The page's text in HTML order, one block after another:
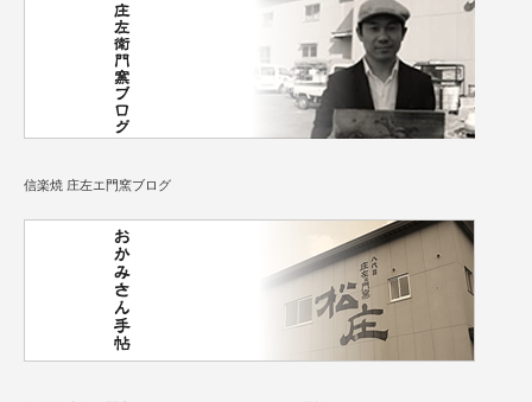
信楽焼 庄左エ門窯ブログ